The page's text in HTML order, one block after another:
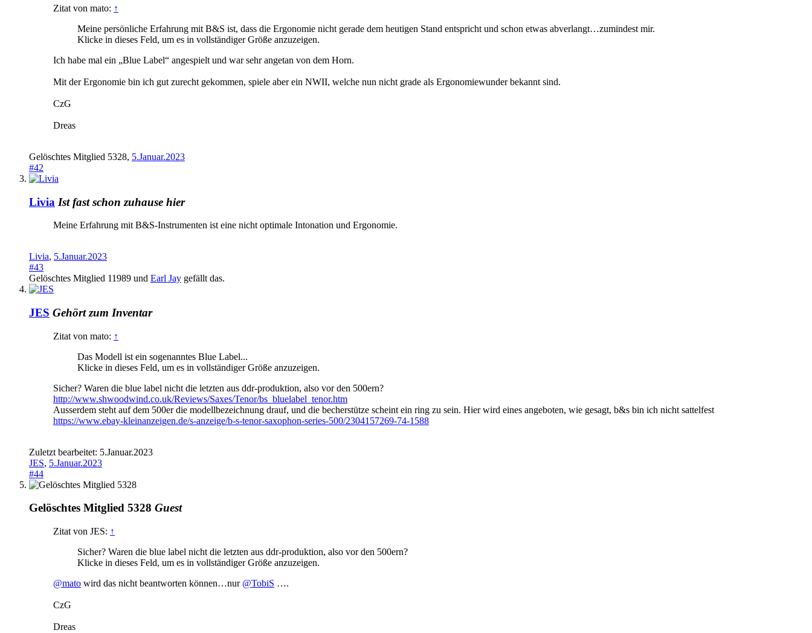
Zitat von mato: ↑
Meine persönliche Erfahrung mit B&S ist, dass die Ergonomie nicht gerade dem heutigen Stand entspricht und schon etwas abverlangt…zumindest mir.
Klicke in dieses Feld, um es in vollständiger Größe anzuzeigen.
Ich habe mal ein „Blue Label“ angespielt und war sehr angetan von dem Horn.
Mit der Ergonomie bin ich gut zurecht gekommen, spiele aber ein NWII, welche nun nicht grade als Ergonomiewunder bekannt sind.
CzG
Dreas
Gelöschtes Mitglied 5328, 5.Januar.2023
#42
Livia Ist fast schon zuhause hier
Meine Erfahrung mit B&S-Instrumenten ist eine nicht optimale Intonation und Ergonomie.
Livia, 5.Januar.2023
#43
Gelöschtes Mitglied 11989 und Earl Jay gefällt das.
JES Gehört zum Inventar
Zitat von mato: ↑
Das Modell ist ein sogenanntes Blue Label...
Klicke in dieses Feld, um es in vollständiger Größe anzuzeigen.
Sicher? Waren die blue label nicht die letzten aus ddr-produktion, also vor den 500ern?
http://www.shwoodwind.co.uk/Reviews/Saxes/Tenor/bs_bluelabel_tenor.htm
Ausserdem steht auf dem 500er die modellbezeichnung drauf, und die becherstütze scheint ein ring zu sein. Hier wird eines angeboten, wie gesagt, b&s bin ich nicht sattelfest
https://www.ebay-kleinanzeigen.de/s-anzeige/b-s-tenor-saxophon-series-500/2304157269-74-1588
Zuletzt bearbeitet: 5.Januar.2023
JES, 5.Januar.2023
#44
Gelöschtes Mitglied 5328 Guest
Zitat von JES: ↑
Sicher? Waren die blue label nicht die letzten aus ddr-produktion, also vor den 500ern?
Klicke in dieses Feld, um es in vollständiger Größe anzuzeigen.
@mato wird das nicht beantworten können…nur @TobiS ….
CzG
Dreas